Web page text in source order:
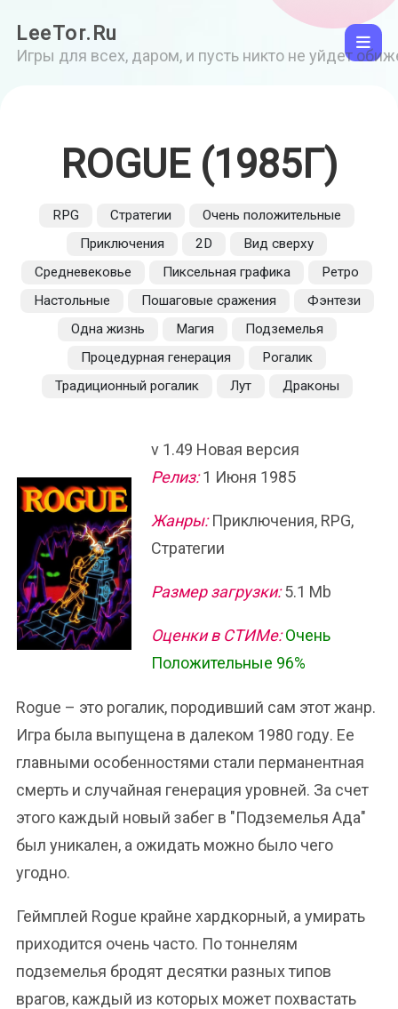
LeeTor.Ru
Игры для всех, даром, и пусть никто не уйдет
ROGUE (1985Г)
RPG Стратегии
Очень положительные
Приключения
2D
Вид сверху
Средневековье
Пиксельная графика
Ретро
Настольные
Пошаговые сражения
Фэнтези
Одна жизнь
Магия
Подземелья
Процедурная генерация
Рогалик
Традиционный рогалик
Лут Драконы
v 1.49 Новая версия
Релиз:1 Июня 1985
Жанры:Приключения, RPG,
Стратегии
Размер загрузки:5.1 Mb
Оценки в СТИМе: Очень
Положительные 96%
Rogue – это рогалик, породивший сам этот жанр.
Игра была выпущена в далеком 1980 году. Ее
главными особенностями стали перманентная
смерть и случайная генерация уровней. За счет
этого каждый новый забег в "Подземелья Ада"
был уникален, а ожидать можно было чего
угодно.
Геймплей Rogue крайне хардкорный, а умирать
приходится очень часто. По тоннелям
подземелья бродят десятки разных типов
врагов, каждый из которых может похвастать